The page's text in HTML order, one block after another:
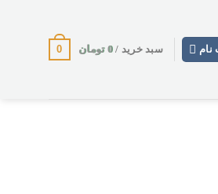
نام سبد خرید /0 تومان 0